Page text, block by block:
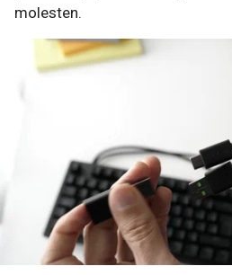
molesten.